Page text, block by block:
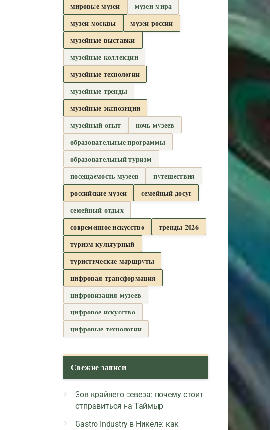
мировые музеи
музеи мира
музеи москвы
музеи россии
музейные выставки
музейные коллекции
музейные технологии
музейные тренды
музейные экспозиции
музейный опыт
ночь музеев
образовательные программы
образовательный туризм
посещаемость музеев
путешествия
российские музеи
семейный досуг
семейный отдых
современное искусство
тренды 2026
туризм культурный
туристические маршруты
цифровая трансформация
цифровизация музеев
цифровое искусство
цифровые технологии
Свежие записи
Зов крайнего севера: почему стоит
отправиться на Таймыр
Gastro Industry в Никеле: как